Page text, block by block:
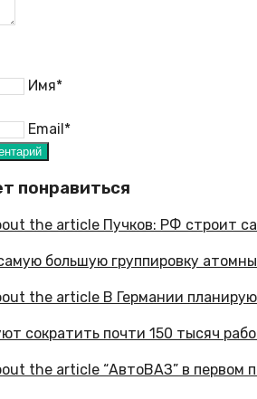
Имя*
Email*
понравиться
большую группировку
сократить почти 150 тысяч